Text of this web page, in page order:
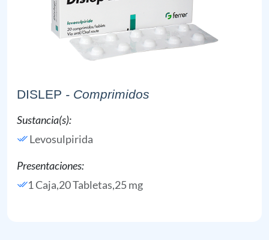
DISLEP - Comprimidos
Sustancia(s):
Levosulpirida
Presentaciones:
1 Caja,20 Tabletas,25 mg